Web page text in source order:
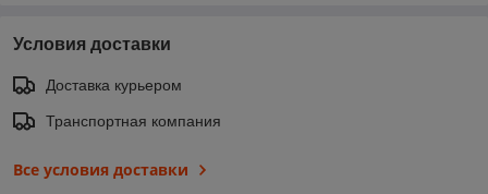
Условия доставки
Доставка курьером
Транспортная компания
Все условия доставки